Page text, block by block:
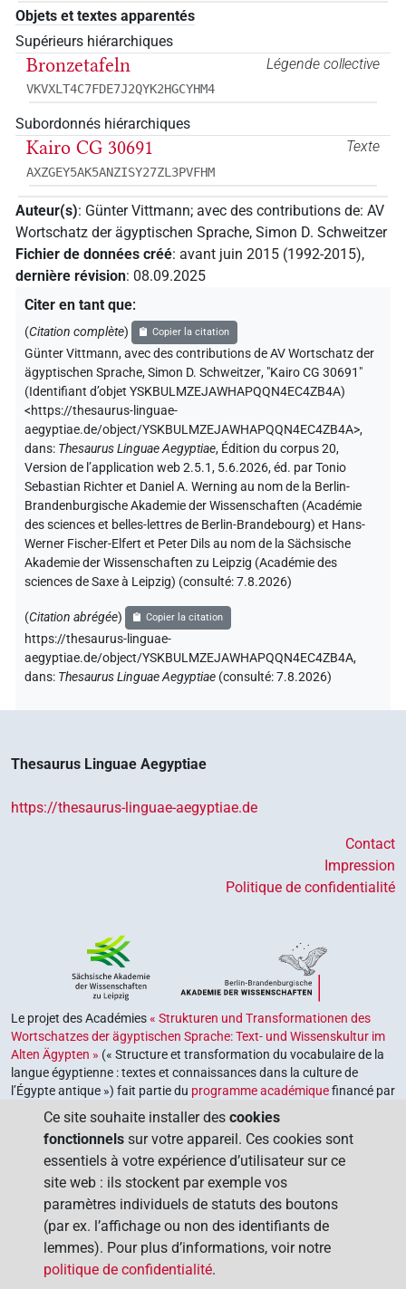
Objets et textes apparentés
Supérieurs hiérarchiques
Légende collective
Bronzetafeln
VKVXLT4C7FDE7J2QYK2HGCYHM4
Subordonnés hiérarchiques
Texte
Kairo CG 30691
AXZGEY5AK5ANZISY27ZL3PVFHM
Auteur(s): Günter Vittmann; avec des contributions de: AV
Wortschatz der ägyptischen Sprache, Simon D. Schweitzer
Fichier de données créé: avant juin 2015 (1992-2015),
dernière révision: 08.09.2025
Citer en tant que:
(Citation complète) Copier la citation
Günter Vittmann,avec des contributions deAV Wortschatz der
ägyptischen Sprache,Simon D. Schweitzer, "Kairo CG 30691"
(Identifiant d’objet YSKBULMZEJAWHAPQQN4EC4ZB4A)
<https://thesaurus-linguae-
aegyptiae.de/object/YSKBULMZEJAWHAPQQN4EC4ZB4A>,
dans: Thesaurus Linguae Aegyptiae, Édition du corpus 20,
Version de l’application web 2.5.1, 5.6.2026, éd. par Tonio
Sebastian Richter et Daniel A. Werning au nom de la Berlin-
Brandenburgische Akademie der Wissenschaften (Académie
des sciences et belles-lettres de Berlin-Brandebourg) et Hans-
Werner Fischer-Elfert et Peter Dils au nom de la Sächsische
Akademie der Wissenschaften zu Leipzig (Académie des
sciences de Saxe à Leipzig) (consulté:7.8.2026)
(Citation abrégée) Copier la citation
https://thesaurus-linguae-
aegyptiae.de/object/YSKBULMZEJAWHAPQQN4EC4ZB4A,
dans: Thesaurus Linguae Aegyptiae (consulté:7.8.2026)
Thesaurus Linguae Aegyptiae
https://thesaurus-linguae-aegyptiae.de
Contact
Impression
Politique de confidentialité
Le projet des Académies« Strukturen und Transformationen des
Wortschatzes der ägyptischen Sprache: Text- und Wissenskultur im
Alten Ägypten » (« Structure et transformation du vocabulaire de la
langue égyptienne : textes et connaissances dans la culture de
l’Égypte antique ») fait partie du programme académiquefinancé par
le gouvernement fédéral et les gouvernements des Länder de la
République fédérale d’Allemagne, dont le but est de préserver,
retrouver et explorer notre héritage culturel. Le programme est
coordonné par l’Union des académies allemandes des sciences et
des lettres .
Ce site souhaite installer des cookies
fonctionnels sur votre appareil. Ces cookies sont
essentiels à votre expérience d’utilisateur sur ce
site web : ils stockent par exemple vos
paramètres individuels de statuts des boutons
(par ex. l’affichage ou non des identifiants de
lemmes). Pour plus d’informations, voir notre
politique de confidentialité.